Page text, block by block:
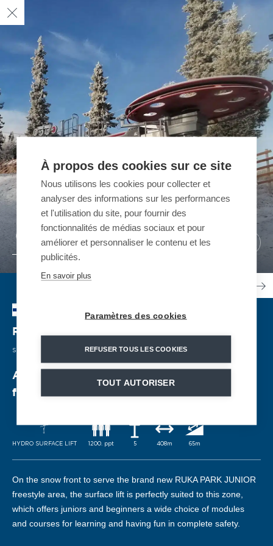
01 / 03
02 / 03
03 / 03
Ruka
SURFACE LIFT
A surface lift for the resort's new fun and
freestyle area.
HYDRO SURFACE LIFT 1200. ppt 5 408m 65m
On the snow front to serve the brand new RUKA PARK JUNIOR
freestyle area, the surface lift is perfectly suited to this zone,
which offers juniors and beginners a wide choice of modules
and courses for learning and having fun in complete safety.
À propos des cookies sur ce site
Nous utilisons les cookies pour collecter et
analyser des informations sur les performances
et l'utilisation du site, pour fournir des
fonctionnalités de médias sociaux et pour
améliorer et personnaliser le contenu et les
publicités.
En savoir plus
Paramètres des cookies
REFUSER TOUS LES COOKIES
TOUT AUTORISER